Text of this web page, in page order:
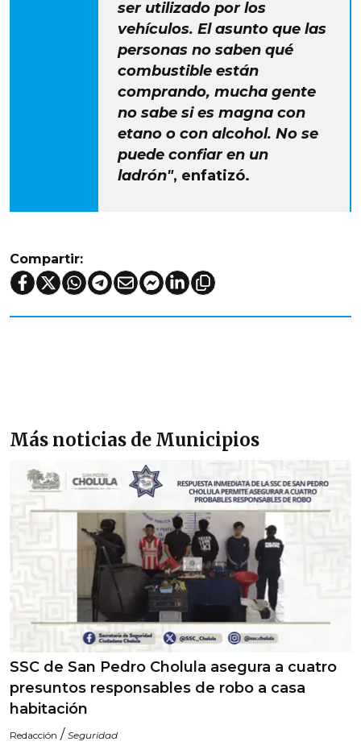
ser utilizado por los
vehículos. El asunto que las
personas no saben qué
combustible están
comprando, mucha gente
no sabe si es magna con
etano o con alcohol. No se
puede confiar en un
ladrón", enfatizó.
Compartir:
Más noticias de Municipios
SSC de San Pedro Cholula asegura a cuatro
presuntos responsables de robo a casa
habitación
Redacción / Seguridad